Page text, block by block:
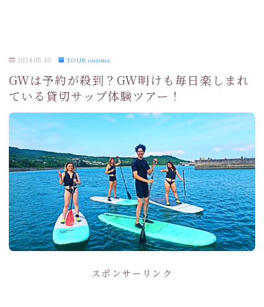
2024.05.10 TOUR oujima
GWは予約が殺到？GW明けも毎日楽しまれ
ている貸切サップ体験ツアー！
スポンサーリンク